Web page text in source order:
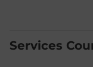
Services